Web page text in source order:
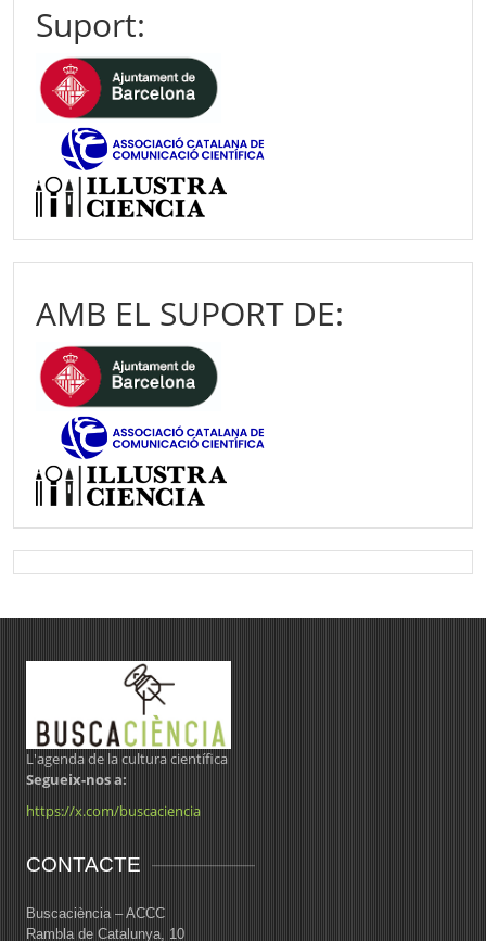
Suport:
AMB EL SUPORT DE:
L'agenda de la cultura científica
Segueix-nos a:
https://x.com/buscaciencia
CONTACTE
Buscaciència – ACCC
Rambla de Catalunya, 10